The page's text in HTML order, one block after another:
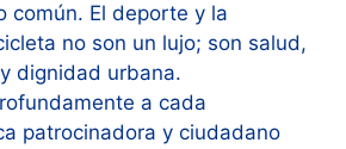
común. El deporte y la
no son un lujo; son salud,
dignidad urbana.
a cada
patrocinadora y ciudadano